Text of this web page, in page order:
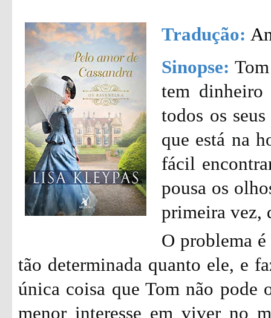
Tradução:
Sinopse:
tem dinheiro
todos os
que está na
fácil
pousa os
primeira vez,
O problema é
tão determinada quanto ele, e
única coisa que Tom não pode
menor interesse em viver no